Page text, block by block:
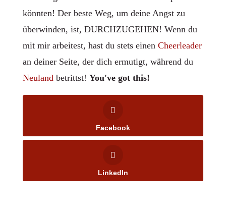
könnten! Der beste Weg, um deine Angst zu
überwinden, ist, DURCHZUGEHEN! Wenn du
mit mir arbeitest, hast du stets einen Cheerleader
an deiner Seite, der dich ermutigt, während du
Neuland betrittst! You've got this!
Facebook
LinkedIn